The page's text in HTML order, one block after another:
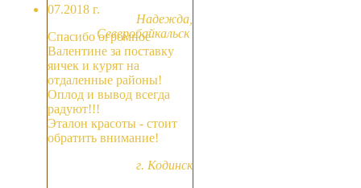
Надежда,
Северобайкальск
07.2018 г.
Спасибо огромное
Валентине за поставку
яичек и курят на
отдаленные районы!
Оплод и вывод всегда
радуют!!!
Эталон красоты - стоит
обратить внимание!
г. Кодинск